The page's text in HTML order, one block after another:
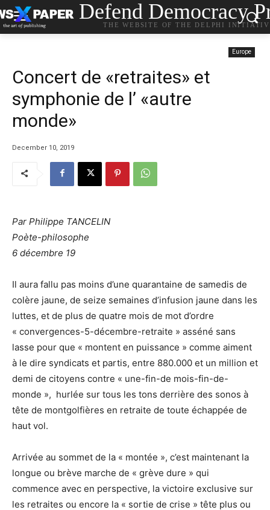
Defend Democracy
THE WEBSITE OF THE DELPHI
Europe
Concert de «retraites» et
symphonie de l’ «autre
monde»
December 10, 2019
Par Philippe TANCELIN
Poète-philosophe
6 décembre 19
Il aura fallu pas moins d’une quarantaine de samedis de
colère jaune, de seize semaines d’infusion jaune dans les
luttes, et de plus de quatre mois de mot d’ordre
« convergences-5-décembre-retraite » asséné sans
lasse pour que « montent en puissance » comme aiment
à le dire syndicats et partis, entre 880.000 et un million et
demi de citoyens contre « une-fin-de mois-fin-de-
monde », hurlée sur tous les tons derrière des sonos à
tête de montgolfières en retraite de toute échappée de
haut vol.
Arrivée au sommet de la « montée », c’est maintenant la
longue ou brève marche de « grève dure » qui
commence avec en perspective, la victoire exclusive sur
les retraites ou encore la « sortie de crise » tête plus ou